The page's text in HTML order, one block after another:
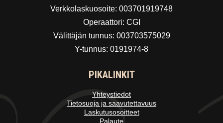
Verkkolaskuosoite: 003701919748
Operaattori: CGI
Välittäjän tunnus: 003703575029
Y-tunnus: 0191974-8
PIKALINKIT
Yhteystiedot
Tietosuoja ja saavutettavuus
Laskutusosoitteet
Palaute